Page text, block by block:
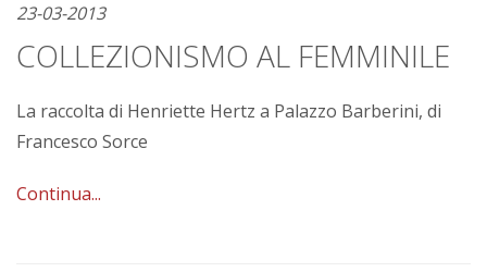
23-03-2013
COLLEZIONISMO AL FEMMINILE
La raccolta di Henriette Hertz a Palazzo Barberini, di
Francesco Sorce
Continua...